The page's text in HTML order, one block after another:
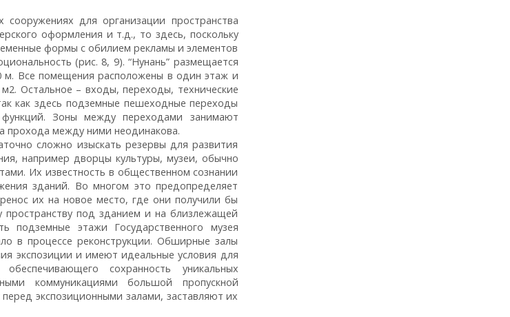
для организации пространства
оформления и т.д., то здесь, поскольку
формы с обилием рекламы и элементов
(рис. 8, 9). “Нунань” размещается
м. Все помещения расположены в один этаж и
Остальное – входы, переходы, технические
как здесь подземные пешеходные переходы
Зоны между переходами занимают
прохода между ними неодинакова.
сложно изыскать резервы для развития
например дворцы культуры, музеи, обычно
Их известность в общественном сознании
зданий. Во многом это предопределяет
их на новое место, где они получили бы
под зданием и на близлежащей
подземные этажи Государственного музея
в процессе реконструкции. Обширные залы
экспозиции и имеют идеальные условия для
сохранность уникальных
коммуникациями большой пропускной
экспозиционными залами, заставляют их